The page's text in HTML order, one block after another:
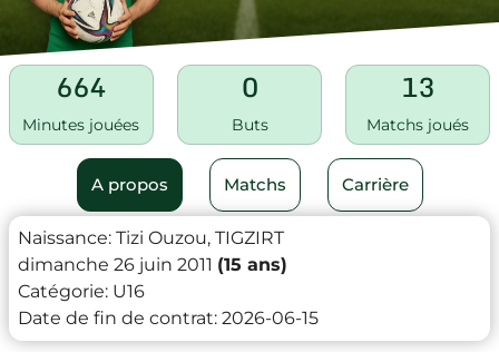
664
Minutes jouées
0
Buts
13
Matchs joués
A propos Matchs Carrière
Naissance: Tizi Ouzou, TIGZIRT
dimanche 26 juin 2011 (15 ans)
Catégorie: U16
Date de fin de contrat: 2026-06-15